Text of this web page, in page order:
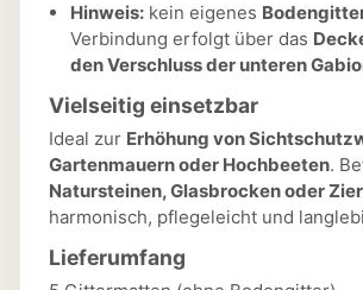
Hinweis: kein eigenes
Verbindung erfolgt über das
den Verschluss der unteren
Vielseitig einsetzbar
Ideal zur Erhöhung von
Gartenmauern oder Hochbeeten.
Natursteinen, Glasbrocken oder
harmonisch, pflegeleicht und
Lieferumfang